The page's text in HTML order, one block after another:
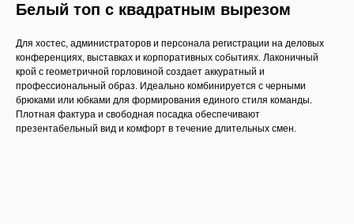
Белый топ с квадратным вырезом
Для хостес, администраторов и персонала регистрации на деловых
конференциях, выставках и корпоративных событиях. Лаконичный
крой с геометричной горловиной создает аккуратный и
профессиональный образ. Идеально комбинируется с черными
брюками или юбками для формирования единого стиля команды.
Плотная фактура и свободная посадка обеспечивают
презентабельный вид и комфорт в течение длительных смен.